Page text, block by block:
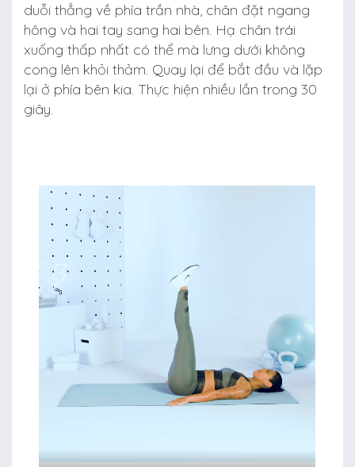
duỗi thẳng về phía trần nhà, chân đặt ngang
hông và hai tay sang hai bên. Hạ chân trái
xuống thấp nhất có thể mà lưng dưới không
cong lên khỏi thảm. Quay lại để bắt đầu và lặp
lại ở phía bên kia. Thực hiện nhiều lần trong 30
giây.